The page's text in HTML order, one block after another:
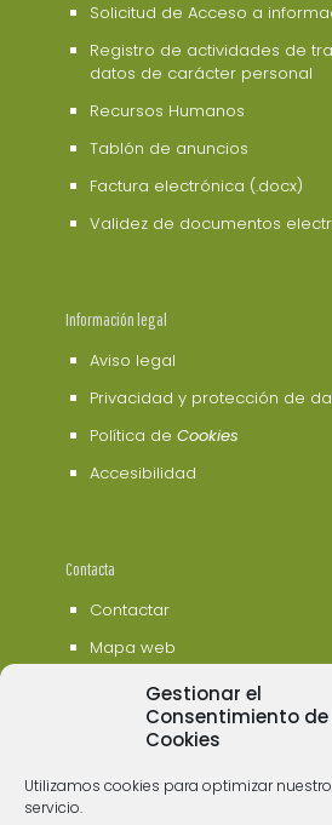
Gestionar el
Consentimiento
Cookies
Utilizamos cookies para optimizar
servicio.
Solicitud de Acceso a
Registro de actividades de
datos de carácter personal
Recursos Humanos
Tablón de anuncios
Factura electrónica (.docx)
Validez de documentos
Información legal
Aviso legal
Privacidad y protección de
Política de Cookies
Accesibilidad
Contacta
Contactar
Mapa web